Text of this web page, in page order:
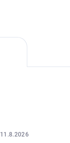
11.8.2026